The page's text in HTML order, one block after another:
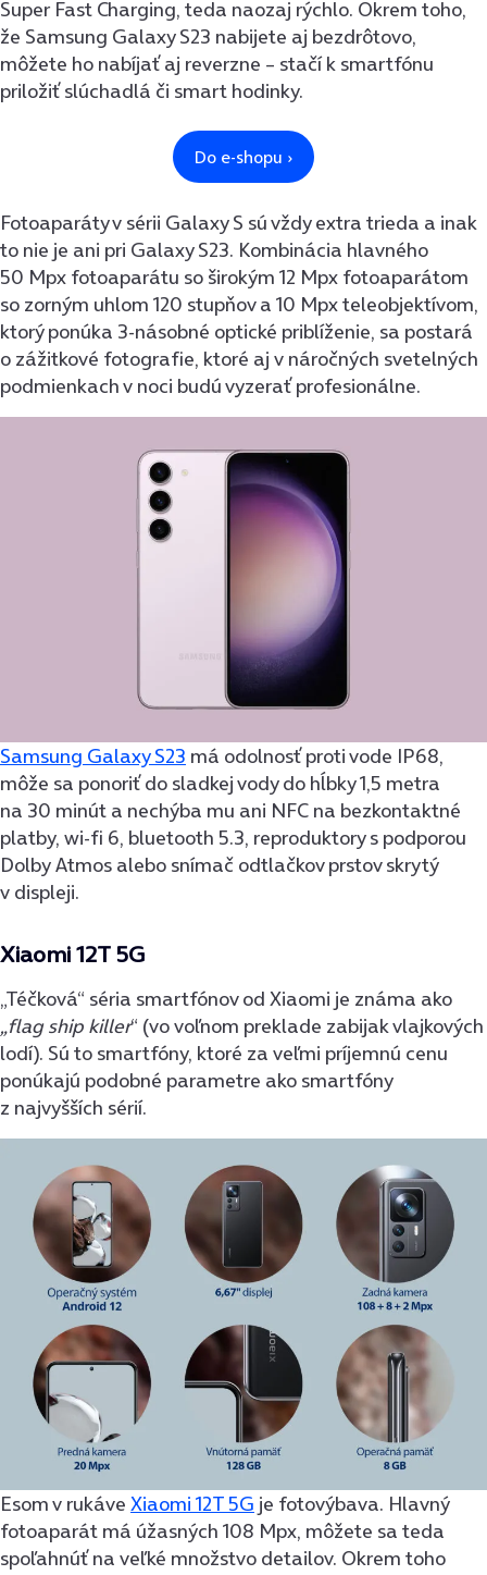
Super Fast Charging, teda naozaj rýchlo. Okrem toho,
že Samsung Galaxy S23 nabijete aj bezdrôtovo,
môžete ho nabíjať aj reverzne – stačí k smartfónu
priložiť slúchadlá či smart hodinky.
Fotoaparáty v sérii Galaxy S sú vždy extra trieda a inak
to nie je ani pri Galaxy S23. Kombinácia hlavného
50 Mpx fotoaparátu so širokým 12 Mpx fotoaparátom
so zorným uhlom 120 stupňov a 10 Mpx teleobjektívom,
ktorý ponúka 3-násobné optické priblíženie, sa postará
o zážitkové fotografie, ktoré aj v náročných svetelných
podmienkach v noci budú vyzerať profesionálne.
Samsung Galaxy S23 má odolnosť proti vode IP68,
môže sa ponoriť do sladkej vody do hĺbky 1,5 metra
na 30 minút a nechýba mu ani NFC na bezkontaktné
platby, wi-fi 6, bluetooth 5.3, reproduktory s podporou
Dolby Atmos alebo snímač odtlačkov prstov skrytý
v displeji.
Xiaomi 12T 5G
„Téčková“ séria smartfónov od Xiaomi je známa ako
„flag ship killer“ (vo voľnom preklade zabijak vlajkových
lodí). Sú to smartfóny, ktoré za veľmi príjemnú cenu
ponúkajú podobné parametre ako smartfóny
z najvyšších sérií.
Esom v rukáve Xiaomi 12T 5G je fotovýbava. Hlavný
fotoaparát má úžasných 108 Mpx, môžete sa teda
spoľahnúť na veľké množstvo detailov. Okrem toho